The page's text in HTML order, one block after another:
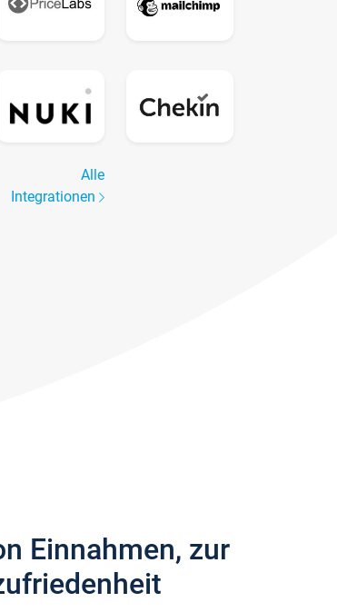
Alle
Integrationen
Einnahmen, zur